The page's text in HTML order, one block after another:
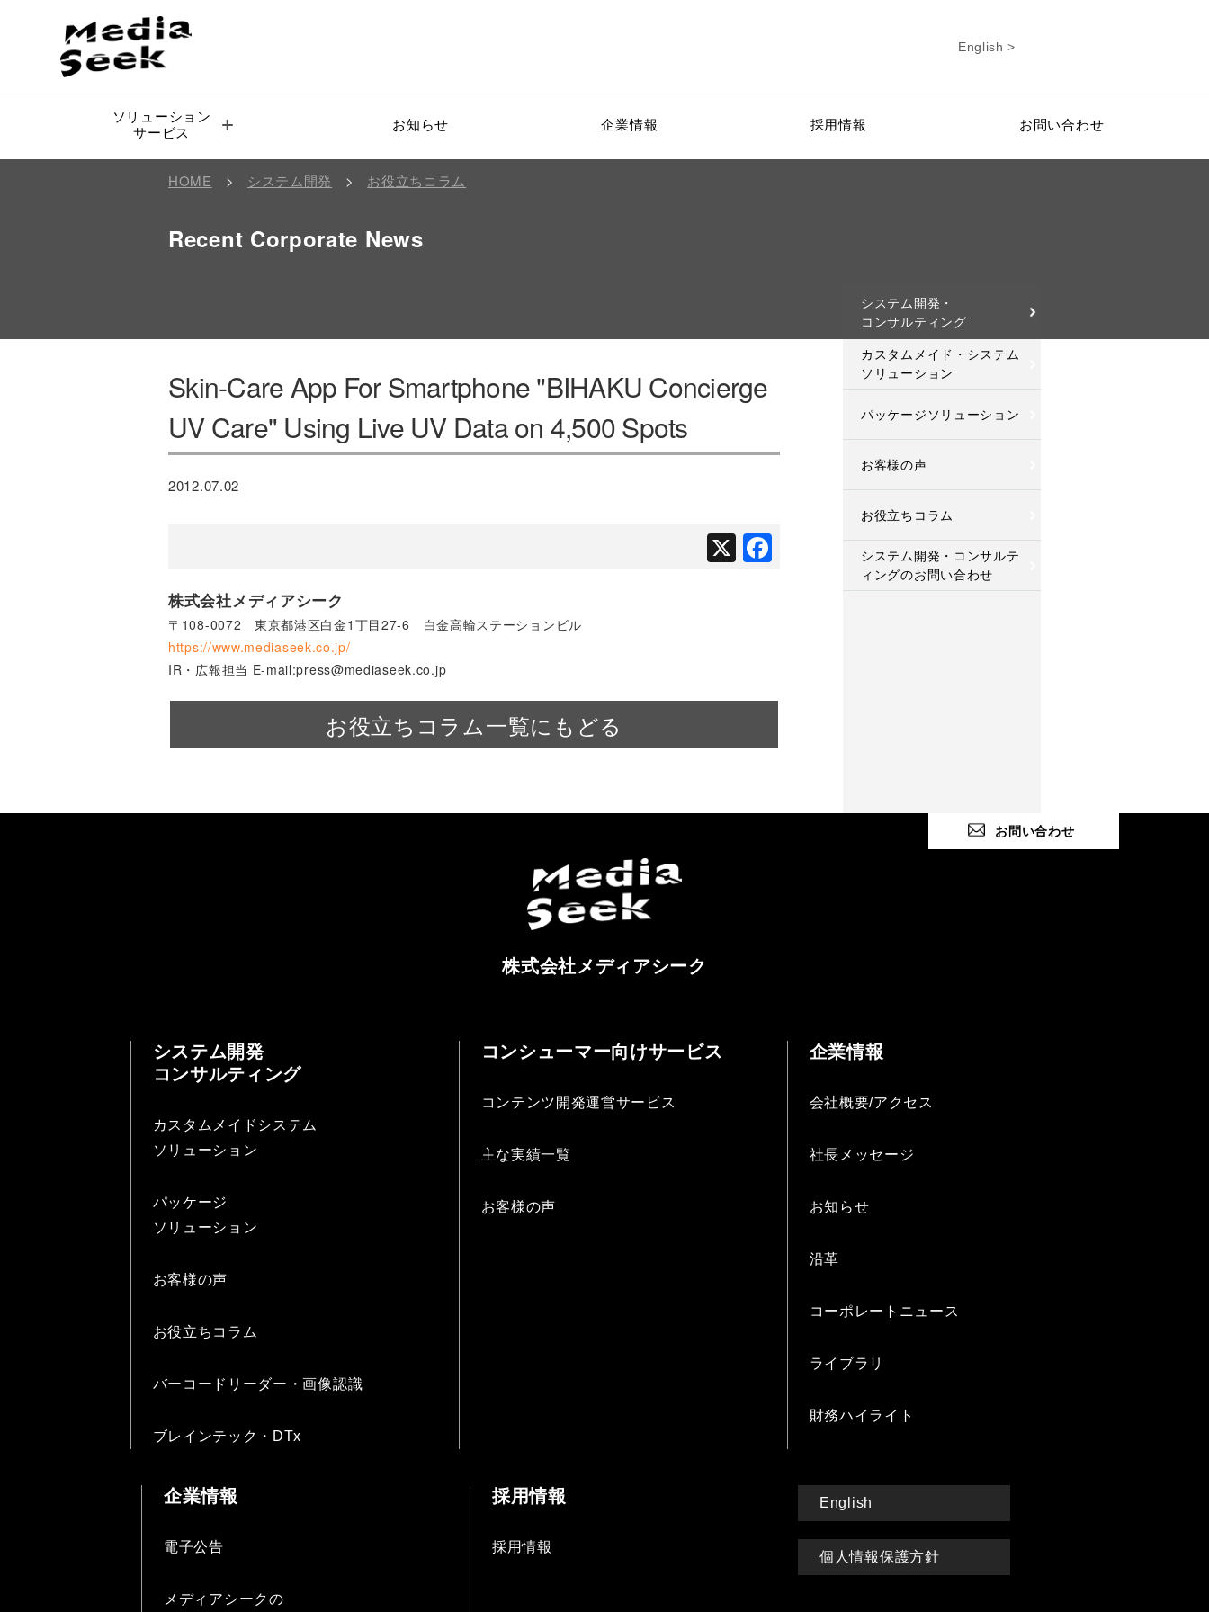
English >
ソリューション
サービス
システム開発コンサルティング
お知らせ 企業情報 採用情報 お問い合わせ
HOME > システム開発 > お役立ちコラム
Recent Corporate News
Skin-Care App For Smartphone "BIHAKU Concierge
UV Care" Using Live UV Data on 4,500 Spots
2012.07.02
Facebook
X
株式会社メディアシーク
〒108-0072 東京都港区白金1丁目27-6 白金高輪ステーションビル
https://www.mediaseek.co.jp/
IR・広報担当 E-mail:press@mediaseek.co.jp
お役立ちコラム一覧にもどる
システム開発・
コンサルティング
カスタムメイド・システム
ソリューション
パッケージソリューション
お客様の声
お役立ちコラム
システム開発・コンサルテ
ィングのお問い合わせ
株式会社メディアシーク
お問い合わせ
システム開発
コンサルティング
カスタムメイドシステム
ソリューション
パッケージ
ソリューション
お客様の声
お役立ちコラム
バーコードリーダー・画像認識
ブレインテック・DTx
コンシューマー向けサービス
コンテンツ開発運営サービス
主な実績一覧
お客様の声
企業情報
会社概要/アクセス
社長メッセージ
お知らせ
沿革
コーポレートニュース
ライブラリ
財務ハイライト
企業情報
電子公告
メディアシークの
採用情報
採用情報
English
個人情報保護方針